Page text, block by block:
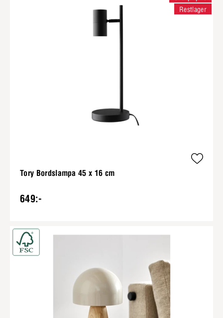
Tory Bordslampa 45 x 16 cm
649:-
Restlager